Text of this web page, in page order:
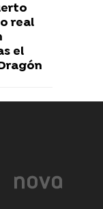
real
el